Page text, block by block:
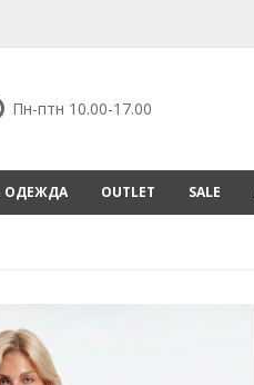
Пн-птн 10.00-17.00
ОДЕЖДА OUTLET SALE